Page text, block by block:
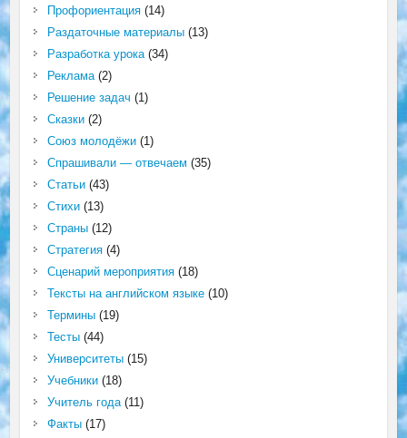
Профориентация(14)
Раздаточные материалы(13)
Разработка урока(34)
Реклама(2)
Решение задач (1)
Сказки(2)
Союз молодёжи(1)
Спрашивали — отвечаем (35)
Статьи(43)
Стихи(13)
Страны(12)
Стратегия(4)
Сценарий мероприятия(18)
Тексты на английском языке(10)
Термины(19)
Тесты(44)
Университеты(15)
Учебники(18)
Учитель года(11)
Факты(17)